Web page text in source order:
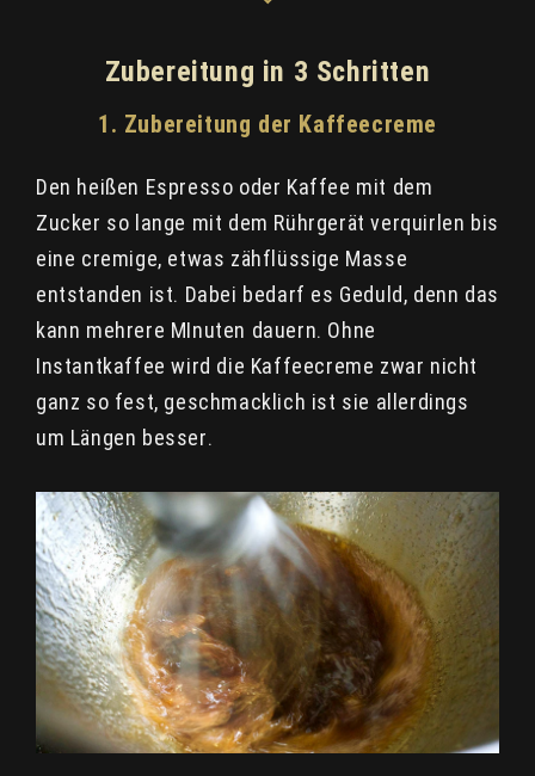
Zubereitung in 3 Schritten
1. Zubereitung der Kaffeecreme
Den heißen Espresso oder Kaffee mit dem
Zucker so lange mit dem Rührgerät verquirlen bis
eine cremige, etwas zähflüssige Masse
entstanden ist. Dabei bedarf es Geduld, denn das
kann mehrere MInuten dauern. Ohne
Instantkaffee wird die Kaffeecreme zwar nicht
ganz so fest, geschmacklich ist sie allerdings
um Längen besser.